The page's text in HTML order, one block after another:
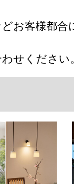
お客様都合
せください